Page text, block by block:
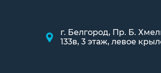
г. Белгород, Пр. Б.
133в, 3 этаж, левое